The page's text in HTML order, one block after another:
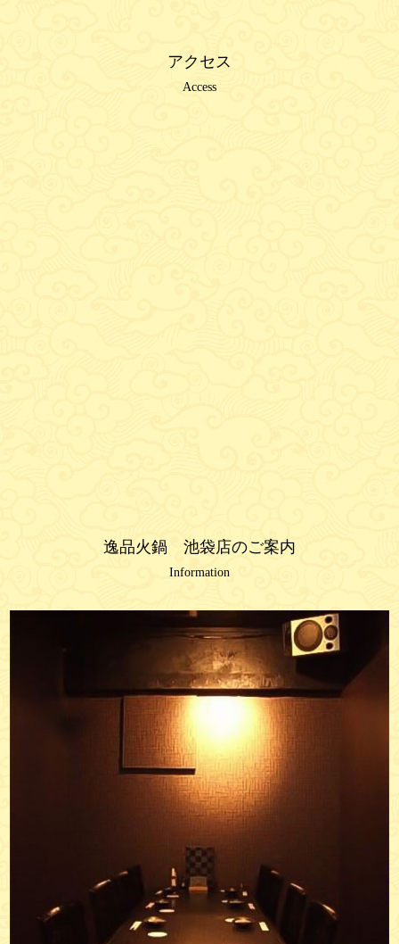
アクセス
Access
逸品火鍋 池袋店のご案内
Information